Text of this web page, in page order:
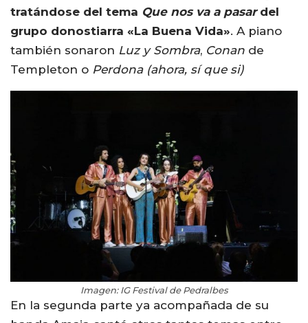
tratándose del tema Que nos va a pasardel
grupo donostiarra «La Buena Vida». A piano
también sonaron Luz y Sombra, Conan de
Templeton o Perdona (ahora, sí que si)
Imagen: IG Festival de Pedralbes
En la segunda parte ya acompañada de su